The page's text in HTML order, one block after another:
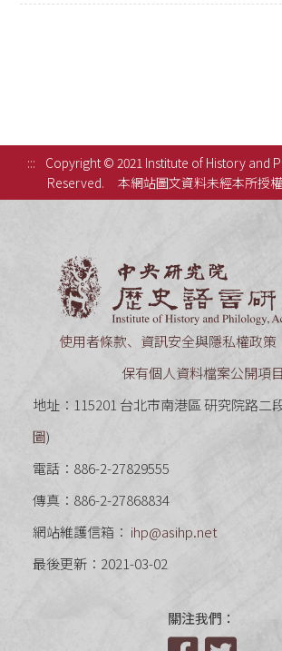
:::
Copyright © 2021 Institute of History and
Reserved.
本網站圖文資料未經本所授權
使用者條款、資訊安全與隱私權政策
保有個人資料檔案公開項目
地址：115201 台北市南港區 研究院路二
圖)
電話：886-2-27829555
傳真：886-2-27868834
網站維護信箱： ihp@asihp.net
最後更新：2021-03-02
關注我們：